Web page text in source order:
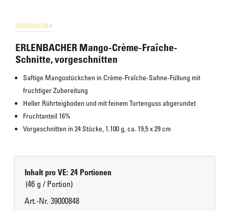
ERLENBACHER
ERLENBACHER Mango-Crème-Fraîche-
Schnitte, vorgeschnitten
Saftige Mangostückchen in Crème-Fraîche-Sahne-Füllung mit
fruchtiger Zubereitung
Heller Rührteigboden und mit feinem Tortenguss abgerundet
Fruchtanteil 16%
Vorgeschnitten in 24 Stücke, 1.100 g, ca. 19,5 x 29 cm
Inhalt pro VE: 24 Portionen
(46 g / Portion)
Art.-Nr. 39000848